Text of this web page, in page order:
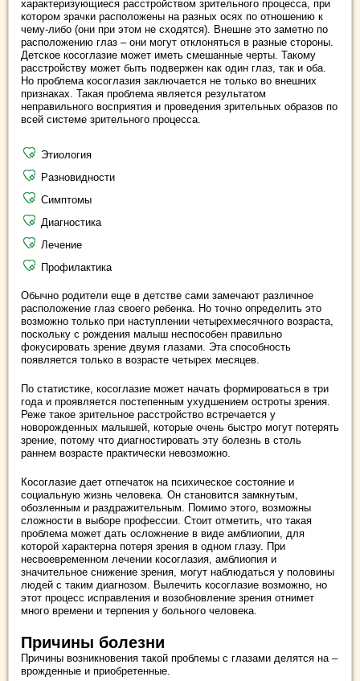
характеризующиеся расстройством зрительного процесса, при
котором зрачки расположены на разных осях по отношению к
чему-либо (они при этом не сходятся). Внешне это заметно по
расположению глаз – они могут отклоняться в разные стороны.
Детское косоглазие может иметь смешанные черты. Такому
расстройству может быть подвержен как один глаз, так и оба.
Но проблема косоглазия заключается не только во внешних
признаках. Такая проблема является результатом
неправильного восприятия и проведения зрительных образов по
всей системе зрительного процесса.
Этиология
Разновидности
Симптомы
Диагностика
Лечение
Профилактика
Обычно родители еще в детстве сами замечают различное
расположение глаз своего ребенка. Но точно определить это
возможно только при наступлении четырехмесячного возраста,
поскольку с рождения малыш неспособен правильно
фокусировать зрение двумя глазами. Эта способность
появляется только в возрасте четырех месяцев.
По статистике, косоглазие может начать формироваться в три
года и проявляется постепенным ухудшением остроты зрения.
Реже такое зрительное расстройство встречается у
новорожденных малышей, которые очень быстро могут потерять
зрение, потому что диагностировать эту болезнь в столь
раннем возрасте практически невозможно.
Косоглазие дает отпечаток на психическое состояние и
социальную жизнь человека. Он становится замкнутым,
обозленным и раздражительным. Помимо этого, возможны
сложности в выборе профессии. Стоит отметить, что такая
проблема может дать осложнение в виде амблиопии, для
которой характерна потеря зрения в одном глазу. При
несвоевременном лечении косоглазия, амблиопия и
значительное снижение зрения, могут наблюдаться у половины
людей с таким диагнозом. Вылечить косоглазие возможно, но
этот процесс исправления и возобновление зрения отнимет
много времени и терпения у больного человека.
Причины болезни
Причины возникновения такой проблемы с глазами делятся на –
врожденные и приобретенные.